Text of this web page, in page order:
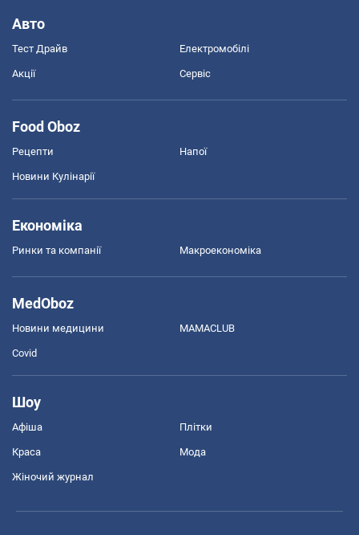
Авто
Тест Драйв Електромобілі
Акції Сервіс
Food Oboz
Рецепти Напої
Новини Кулінарії
Економіка
Ринки та компанії Макроекономіка
MedOboz
Новини медицини MAMACLUB
Covid
Шоу
Афіша Плітки
Краса Мода
Жіночий журнал